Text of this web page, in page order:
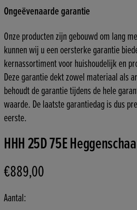
Ongeëvenaarde garantie
Onze producten zijn gebouwd om lang
kunnen wij u een oersterke garantie
kernassortiment voor huishoudelijk en
Deze garantie dekt zowel materiaal als
behoudt de garantie tijdens de hele
waarde. De laatste garantiedag is dus
eerste.
HHH 25D 75E
Huidige prijs: €889,00.
€889,00
Aantal: